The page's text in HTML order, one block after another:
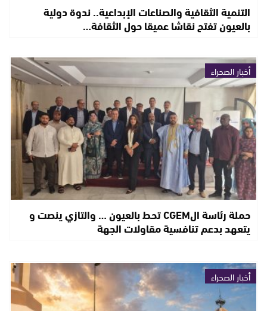
التنمية الثقافية والصناعات الإبداعية.. ندوة دولية
بالعيون تفتح نقاشا عميقا حول الثقافة…
أخبار الصحراء
حملة رئاسة الCGEM تحط بالعيون … والتازي ينصت و
يتعهد بدعم تنافسية مقاولات الجهة
أخبار الصحراء